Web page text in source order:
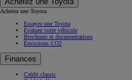
Finances
Crédit classic
Crédit ballon
Private lease
Découvrez Toyota
Découvrez Toyota